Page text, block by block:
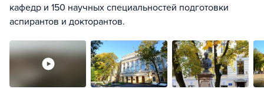
кафедр и 150 научных специальностей подготовки
аспирантов и докторантов.